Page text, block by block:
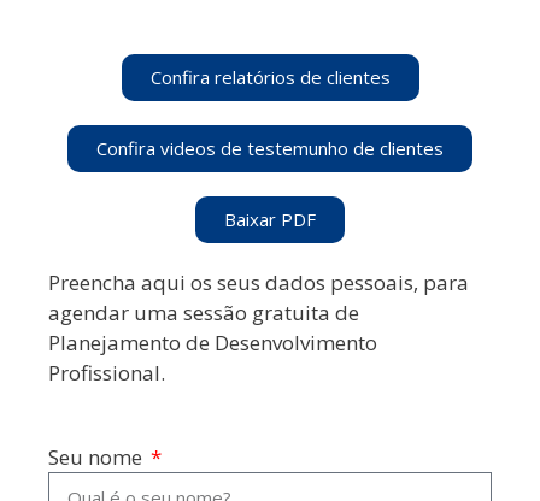
Confira relatórios de clientes
Confira videos de testemunho de clientes
Baixar PDF
Preencha aqui os seus dados pessoais, para
agendar uma sessão gratuita de
Planejamento de Desenvolvimento
Profissional.
Seu nome